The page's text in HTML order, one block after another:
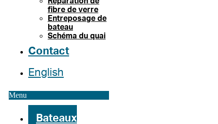
fibre de verre
Entreposage de
bateau
Schéma du quai
Contact
English
Menu
Bateaux